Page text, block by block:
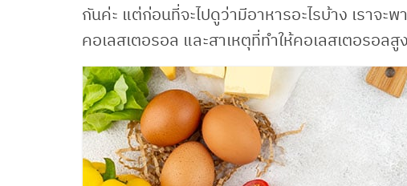
กันค่ะ แต่ก่อนที่จะไปดูว่ามีอาหารอะไรบ้าง เราจ
คอเลสเตอรอล และสาเหตุที่ทำให้คอเลสเตอรอล